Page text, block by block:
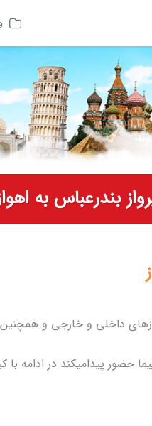
بندرعباس به
داخلی و خارجی و همچنین
حضور پیدامیکند در ادامه